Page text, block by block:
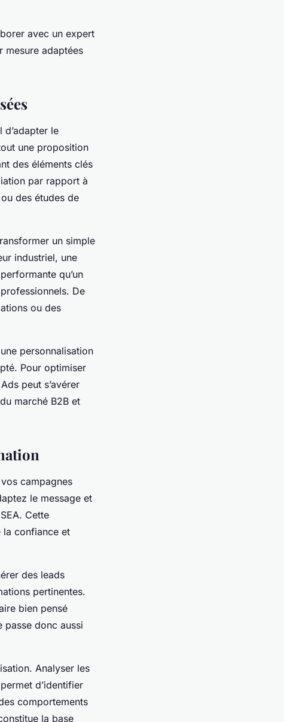
avec un expert
mesure adaptées
le
une proposition
des éléments clés
par rapport à
des études de
un simple
industriel, une
qu’un
De
ou des
personnalisation
Pour optimiser
peut s’avérer
marché B2B et
campagnes
le message et
Cette
la confiance et
des leads
pertinentes.
bien pensé
passe donc aussi
Analyser les
d’identifier
comportements
la base